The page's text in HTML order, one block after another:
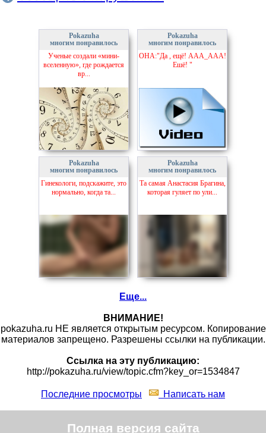
Pokazuha
многим понравилось
Ученые создали «мини-
вселенную», где рождается
вр...
Pokazuha
многим понравилось
ОНА:"Да , ещё! ААА_ААА!
Ешё! "
Pokazuha
многим понравилось
Гинекологи, подскажите, это
нормально, когда та...
Pokazuha
многим понравилось
Та самая Анастасия Брагина,
которая гуляет по ули...
Еще...
ВНИМАНИЕ!
pokazuha.ru НЕ является открытым ресурсом. Копирование
материалов запрещено. Разрешены ссылки на публикации.
Ссылка на эту публикацию:
http://pokazuha.ru/view/topic.cfm?key_or=1534847
Последние просмотры Написать нам
Полная версия сайта